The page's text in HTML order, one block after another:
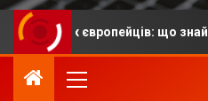
європейців: що знайшли вчені